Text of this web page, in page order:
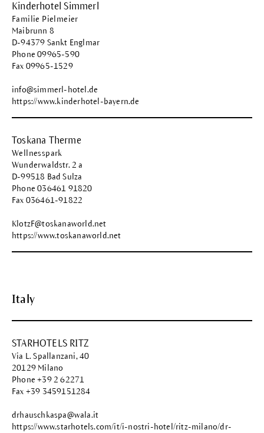
Kinderhotel Simmerl
Familie Pielmeier
Maibrunn 8
D-94379 Sankt Englmar
Phone 09965-590
Fax 09965-1529
info@simmerl-hotel.de
https://www.kinderhotel-bayern.de
Toskana Therme
Wellnesspark
Wunderwaldstr. 2 a
D-99518 Bad Sulza
Phone 036461 91820
Fax 036461-91822
KlotzF@toskanaworld.net
https://www.toskanaworld.net
Italy
STARHOTELS RITZ
Via L. Spallanzani, 40
20129 Milano
Phone +39 2 62271
Fax +39 3459151284
drhauschkaspa@wala.it
https://www.starhotels.com/it/i-nostri-hotel/ritz-milano/dr-